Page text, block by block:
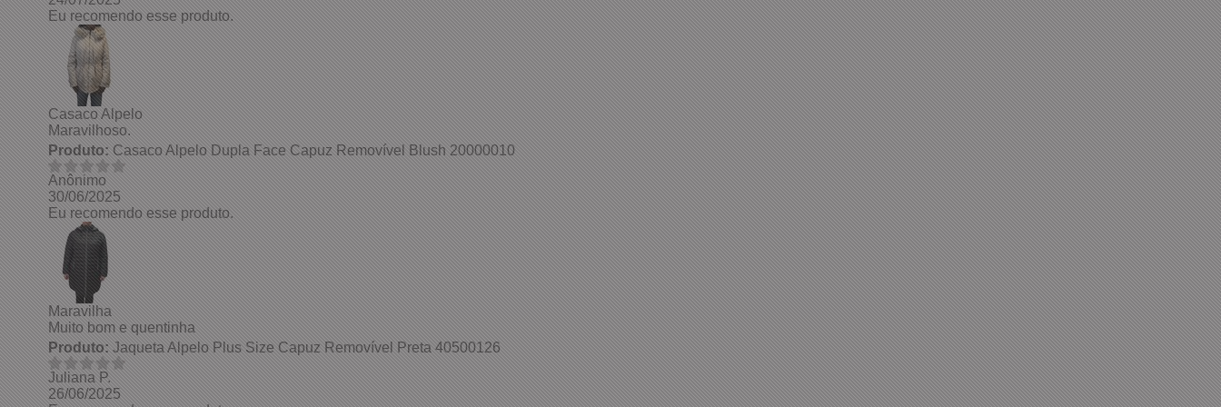
Eu recomendo esse produto.
Casaco Alpelo
Maravilhoso.
Produto:Casaco Alpelo Dupla Face Capuz Removível Blush 20000010
Anônimo
30/06/2025
Eu recomendo esse produto.
Maravilha
Muito bom e quentinha
Produto:Jaqueta Alpelo Plus Size Capuz Removível Preta 40500126
Juliana P.
26/06/2025